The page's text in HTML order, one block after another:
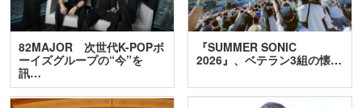
82MAJOR 次世代K-POPボ
ーイズグループの“今”を
訊…
『SUMMER SONIC
2026』、ベテラン3組の懐…